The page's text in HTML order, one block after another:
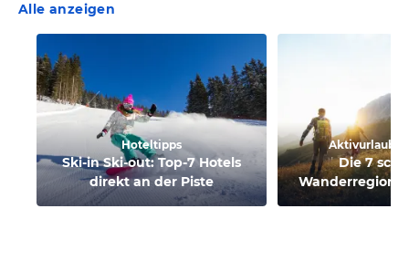
Alle anzeigen
Hoteltipps
Ski-in Ski-out: Top-7 Hotels
direkt an der Piste
Aktivurlaub
Die 7